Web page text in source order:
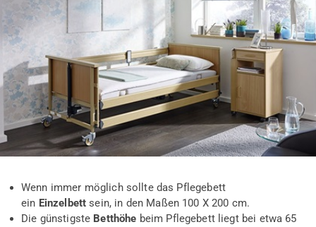
Wenn immer möglich sollte das Pflegebett
ein Einzelbettsein, in den Maßen 100 X 200 cm.
Die günstigste Betthöhe beim Pflegebett liegt bei etwa 65